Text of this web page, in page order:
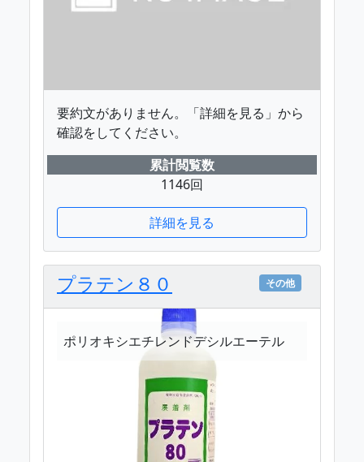
要約文がありません。「詳細を見る」から
確認をしてください。
累計閲覧数
1146回
詳細を見る
プラテン８０ その他
ポリオキシエチレンドデシルエーテル